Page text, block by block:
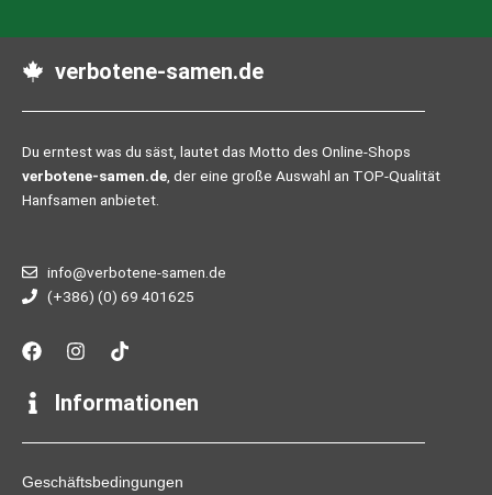
verbotene-samen.de
Du erntest was du säst, lautet das Motto des Online-Shops
verbotene-samen.de , der eine große Auswahl an TOP-Qualität
Hanfsamen anbietet.
info@verbotene-samen.de
(+386) (0) 69 401625
F
a
e
b
o
k
I
n
t
a
g
a
T
i
t
o
k
Informationen
Geschäftsbedingungen